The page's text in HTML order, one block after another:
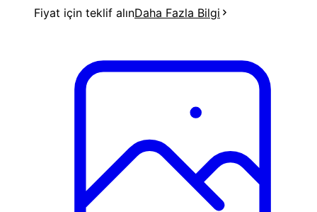
Fiyat için teklif alınDaha Fazla Bilgi